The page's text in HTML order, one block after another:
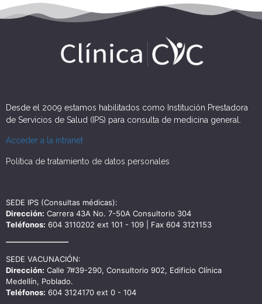
Desde el 2009 estamos habilitados como Institución Prestadora
de Servicios de Salud (IPS) para consulta de medicina general.
Acceder a la intranet
Política de tratamiento de datos personales
SEDE IPS (Consultas médicas):
Dirección: Carrera 43A No. 7-50A Consultorio 304
Teléfonos: 604 3110202 ext 101 - 109 | Fax 604 3121153
SEDE VACUNACIÓN:
Dirección: Calle 7#39-290, Consultorio 902, Edificio Clínica
Medellín, Poblado.
Teléfonos: 604 3124170 ext 0 - 104